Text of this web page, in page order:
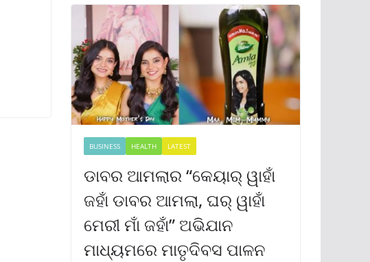
BUSINESS HEALTH LATEST
ଡାବର ଆମଲାର “କେୟାର୍ ୱାହାଁ
ଜହାଁ ଡାବର ଆମଲା, ଘର୍ ୱାହାଁ
ମେରୀ ମାଁ ଜହାଁ” ଅଭିଯାନ
ମାଧ୍ୟମରେ ମାତୃଦିବସ ପାଳନ